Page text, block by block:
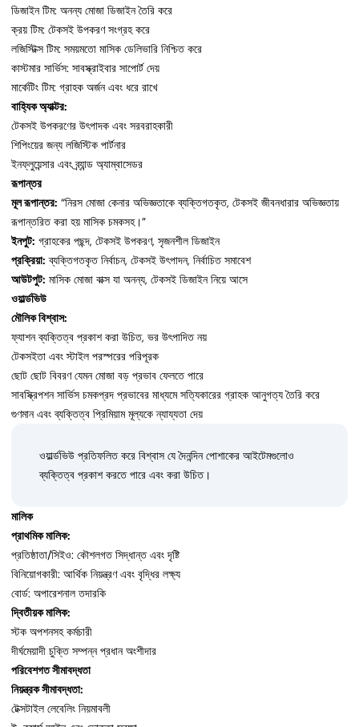
ডিজাইন টিম: অনন্য মোজা ডিজাইন তৈরি করে
ক্রয় টিম: টেকসই উপকরণ সংগ্রহ করে
লজিস্টিক্স টিম: সময়মতো মাসিক ডেলিভারি নিশ্চিত করে
কাস্টমার সার্ভিস: সাবস্ক্রাইবার সাপোর্ট দেয়
মার্কেটিং টিম: গ্রাহক অর্জন এবং ধরে রাখে
বাহ্যিক অ্যাক্টর:
টেকসই উপকরণের উৎপাদক এবং সরবরাহকারী
শিপিংয়ের জন্য লজিস্টিক পার্টনার
ইনফ্লুয়েন্সার এবং ব্র্যান্ড অ্যাম্বাসেডর
রূপান্তর
মূল রূপান্তর: “নিরস মোজা কেনার অভিজ্ঞতাকে ব্যক্তিগতকৃত, টেকসই জীবনধারার অভিজ্ঞতায়
রূপান্তরিত করা হয় মাসিক চমকসহ।”
ইনপুট: গ্রাহকের পছন্দ, টেকসই উপকরণ, সৃজনশীল ডিজাইন
প্রক্রিয়া: ব্যক্তিগতকৃত নির্বাচন, টেকসই উৎপাদন, নির্বাচিত সমাবেশ
আউটপুট: মাসিক মোজা বাক্স যা অনন্য, টেকসই ডিজাইন নিয়ে আসে
ওয়ার্ল্ডভিউ
মৌলিক বিশ্বাস:
ফ্যাশন ব্যক্তিত্ব প্রকাশ করা উচিত, ভর উৎপাদিত নয়
টেকসইতা এবং স্টাইল পরস্পরের পরিপূরক
ছোট ছোট বিবরণ যেমন মোজা বড় প্রভাব ফেলতে পারে
সাবস্ক্রিপশন সার্ভিস চমকপ্রদ প্রভাবের মাধ্যমে সত্যিকারের গ্রাহক আনুগত্য তৈরি করে
গুণমান এবং ব্যক্তিত্ব প্রিমিয়াম মূল্যকে ন্যায্যতা দেয়
ওয়ার্ল্ডভিউ প্রতিফলিত করে বিশ্বাস যে দৈনন্দিন পোশাকের আইটেমগুলোও
ব্যক্তিত্ব প্রকাশ করতে পারে এবং করা উচিত।
মালিক
প্রাথমিক মালিক:
প্রতিষ্ঠাতা/সিইও: কৌশলগত সিদ্ধান্ত এবং দৃষ্টি
বিনিয়োগকারী: আর্থিক নিয়ন্ত্রণ এবং বৃদ্ধির লক্ষ্য
বোর্ড: অপারেশনাল তদারকি
দ্বিতীয়ক মালিক:
স্টক অপশনসহ কর্মচারী
দীর্ঘমেয়াদী চুক্তি সম্পন্ন প্রধান অংশীদার
পরিবেশগত সীমাবদ্ধতা
নিয়ন্ত্রক সীমাবদ্ধতা:
টেক্সটাইল লেবেলিং নিয়মাবলী